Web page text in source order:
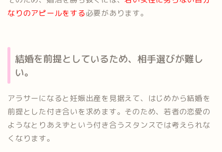
なりのアピールをする必要があります。
結婚を前提としているため、相手選びが難し
い。
アラサーになると妊娠出産を見据えて、はじめから結婚を
前提とした付き合いを求めます。そのため、若者の恋愛の
ようなとりあえずという付き合うスタンスでは考えられな
くなります。